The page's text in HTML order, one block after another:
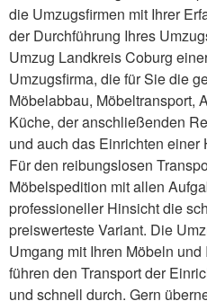
die Umzugsfirmen mit Ihrer
der Durchführung Ihres
Umzug Landkreis Coburg
Umzugsfirma, die für Sie die
Möbelabbau, Möbeltransport,
Küche, der anschließenden
und auch das Einrichten einer
Für den reibungslosen
Möbelspedition mit allen
professioneller Hinsicht die
preiswerteste Variant. Die
Umgang mit Ihren Möbeln
führen den Transport der
und schnell durch. Gern